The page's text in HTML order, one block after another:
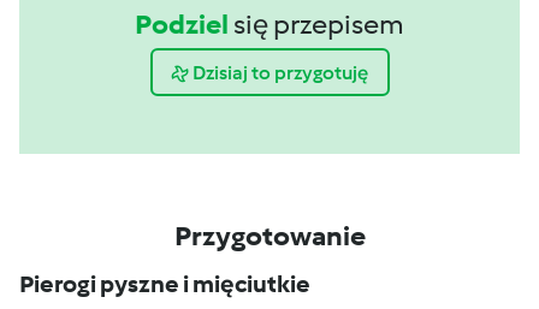
Podziel się przepisem
Dzisiaj to przygotuję
Przygotowanie
Pierogi pyszne i mięciutkie